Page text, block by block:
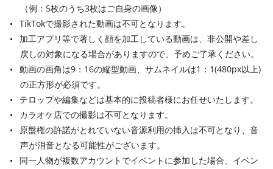
（例：5枚のうち3枚はご自身の画像）
TikTokで撮影された動画は不可となります。
加工アプリ等で著しく顔を加工している動画は、非公開や差し
戻しの対象になる場合がありますので、予めご了承ください。
動画の画角は9：16の縦型動画、サムネイルは1：1(480px以上)
の正方形が必須です。
テロップや編集などは基本的に投稿者様にお任せいたします。
カラオケ店での撮影は不可となります。
原盤権の許諾がとれていない音源利用の挿入は不可となり、音
声が消音となる可能性がございます。
同一人物が複数アカウントでイベントに参加した場合、イベン